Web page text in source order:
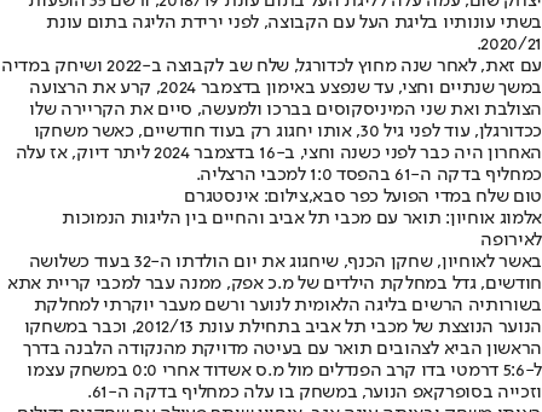
בשתי עונותיו בליגת העל עם הקבוצה, לפני ירידת הליגה בתום עונת
2020/21.
עם זאת, לאחר שנה מחוץ לכדורגל, שלח שב לקבוצה ב-2022 ושיחק במדיה
במשך שנתיים וחצי, עד שנפצע באימון בדצמבר 2024, קרע את הרצועה
הצולבת ואת שני המיניסקוסים בברכו ולמעשה, סיים את הקריירה שלו
ככדורגלן, עוד לפני גיל 30, אותו יחגוג רק בעוד חודשיים, כאשר משחקו
האחרון היה כבר לפני כשנה וחצי, ב-16 בדצמבר 2024 ליתר דיוק, אז עלה
כמחליף בדקה ה-61 בהפסד 1:0 למכבי הרצליה.
טום שלח במדי הפועל כפר סבא,צילום: אינסטגרם
אלמוג אוחיון: תואר עם מכבי תל אביב והחיים בין הליגות הנמוכות
לאירופה
באשר לאוחיון, שחקן הכנף, שיחגוג את יום הולדתו ה-32 בעוד כשלושה
חודשים, גדל במחלקת הילדים של מ.כ אפק, ממנה עבר למכבי קריית אתא
בשורותיה הרשים בליגה הלאומית לנוער ורשם מעבר יוקרתי למחלקת
הנוער הנוצצת של מכבי תל אביב בתחילת עונת 2012/13, וכבר במשחקו
הראשון הביא לצהובים תואר עם בעיטה מדויקת מהנקודה הלבנה בדרך
ל-5:6 דרמטי בדו קרב הפנדלים מול מ.ס אשדוד אחרי 0:0 במשחק עצמו
וזכייה בסופרקאפ הנוער, במשחק בו עלה כמחליף בדקה ה-61.